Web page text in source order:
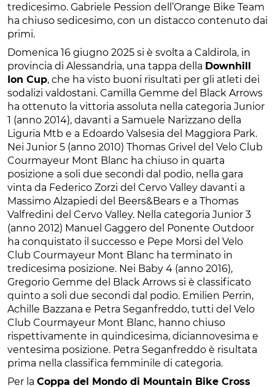
tredicesimo. Gabriele Pession dell’Orange Bike Team
ha chiuso sedicesimo, con un distacco contenuto dai
primi.
Domenica 16 giugno 2025 si è svolta a Caldirola, in
provincia di Alessandria, una tappa della Downhill
Ion Cup, che ha visto buoni risultati per gli atleti dei
sodalizi valdostani. Camilla Gemme del Black Arrows
ha ottenuto la vittoria assoluta nella categoria Junior
1 (anno 2014), davanti a Samuele Narizzano della
Liguria Mtb e a Edoardo Valsesia del Maggiora Park.
Nei Junior 5 (anno 2010) Thomas Grivel del Velo Club
Courmayeur Mont Blanc ha chiuso in quarta
posizione a soli due secondi dal podio, nella gara
vinta da Federico Zorzi del Cervo Valley davanti a
Massimo Alzapiedi del Beers&Bears e a Thomas
Valfredini del Cervo Valley. Nella categoria Junior 3
(anno 2012) Manuel Gaggero del Ponente Outdoor
ha conquistato il successo e Pepe Morsi del Velo
Club Courmayeur Mont Blanc ha terminato in
tredicesima posizione. Nei Baby 4 (anno 2016),
Gregorio Gemme del Black Arrows si è classificato
quinto a soli due secondi dal podio. Emilien Perrin,
Achille Bazzana e Petra Seganfreddo, tutti del Velo
Club Courmayeur Mont Blanc, hanno chiuso
rispettivamente in quindicesima, diciannovesima e
ventesima posizione. Petra Seganfreddo è risultata
prima nella classifica femminile di categoria.
Per la Coppa del Mondo di Mountain Bike Cross